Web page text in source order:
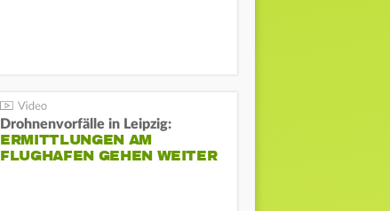
Drohnenvorfälle in Leipzig:
ERMITTLUNGEN AM
FLUGHAFEN GEHEN WEITER